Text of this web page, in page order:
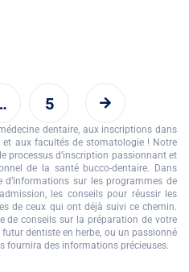
5
dentaire, aux inscriptions dans
et aux facultés de stomatologie ! Notre
processus d’inscription passionnant et
de la santé bucco-dentaire. Dans
sur les programmes de
les conseils pour réussir les
de ceux qui ont déjà suivi ce chemin.
de conseils sur la préparation de votre
dentiste en herbe, ou un passionné
fournira des informations précieuses.